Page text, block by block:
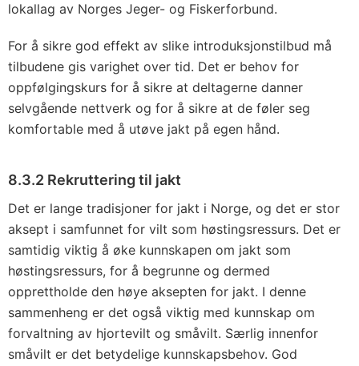
lokallag av Norges Jeger- og Fiskerforbund.
For å sikre god effekt av slike introduksjonstilbud må
tilbudene gis varighet over tid. Det er behov for
oppfølgingskurs for å sikre at deltagerne danner
selvgående nettverk og for å sikre at de føler seg
komfortable med å utøve jakt på egen hånd.
8.3.2 Rekruttering til jakt
Det er lange tradisjoner for jakt i Norge, og det er stor
aksept i samfunnet for vilt som høstingsressurs. Det er
samtidig viktig å øke kunnskapen om jakt som
høstingsressurs, for å begrunne og dermed
opprettholde den høye aksepten for jakt. I denne
sammenheng er det også viktig med kunnskap om
forvaltning av hjortevilt og småvilt. Særlig innenfor
småvilt er det betydelige kunnskapsbehov. God